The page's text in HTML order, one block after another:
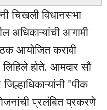
चिखली विधानसभा
अधिकाऱ्यांची आगामी
आयोजित करावी
लिहिले होते. आमदार सौ
"पीक
प्रलंबित प्रकरणे